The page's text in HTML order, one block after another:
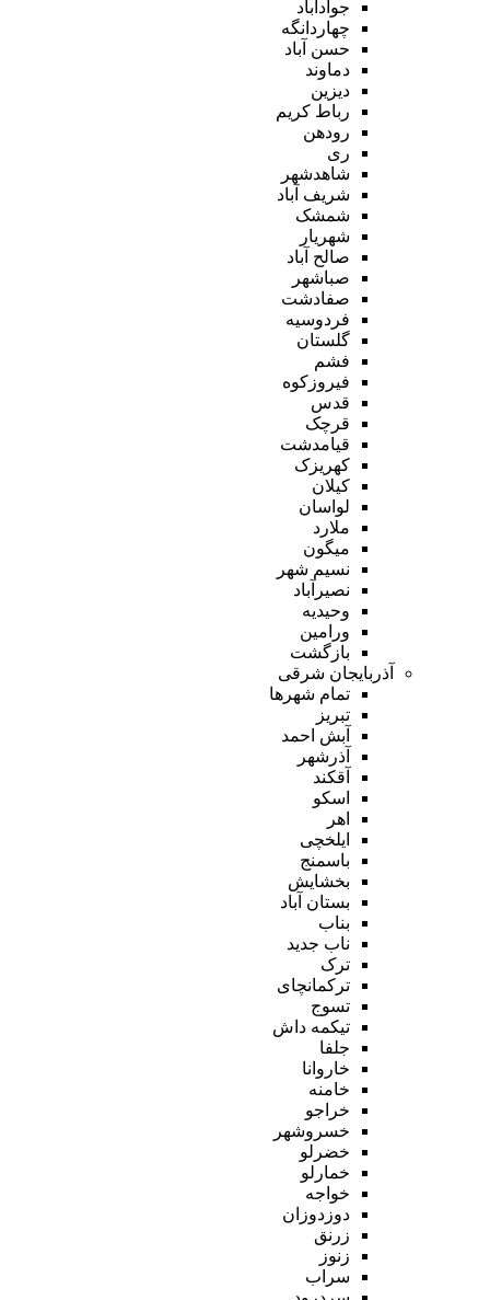
جوادآباد
چهاردانگه
حسن آباد
دماوند
دیزین
رباط کریم
رودهن
ری
شاهدشهر
شریف آباد
شمشک
شهریار
صالح آباد
صباشهر
صفادشت
فردوسیه
گلستان
فشم
فیروزکوه
قدس
قرچک
قیامدشت
کهریزک
کیلان
لواسان
ملارد
میگون
نسیم شهر
نصیرآباد
وحیدیه
ورامین
بازگشت
آذربایجان شرقی
تمام شهر‌ها
تبریز
آبش احمد
آذرشهر
آقکند
اسکو
اهر
ایلخچی
باسمنج
بخشایش
بستان آباد
بناب
ناب جدید
ترک
ترکمانچای
تسوج
تیکمه داش
جلفا
خاروانا
خامنه
خراجو
خسروشهر
خضرلو
خمارلو
خواجه
دوزدوزان
زرنق
زنوز
سراب